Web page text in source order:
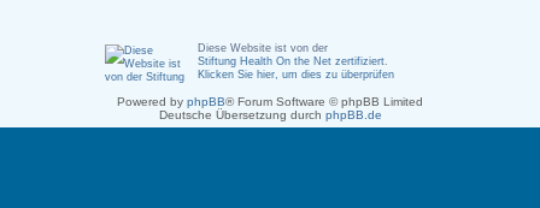
Diese Website ist von der
Stiftung Health On the Net zertifiziert
Klicken Sie hier, um dies zu überprüfen
Powered by phpBB® Forum Software © phpBB Limited
Deutsche Übersetzung durch phpBB.de